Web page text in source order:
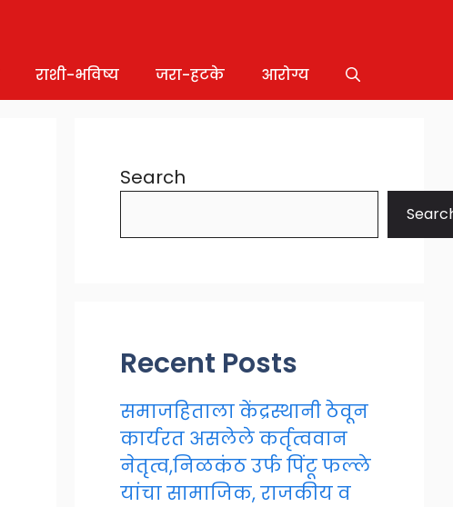
राशी-भविष्य जरा-हटके आरोग्य
Search
Recent Posts
समाजहिताला केंद्रस्थानी ठेवून
कार्यरत असलेले कर्तृत्ववान
नेतृत्व,निळकंठ उर्फ पिंटू फल्ले
यांचा सामाजिक, राजकीय व